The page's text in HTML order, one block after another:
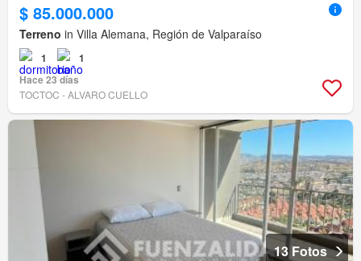
$ 85.000.000
Terreno in Villa Alemana, Región de Valparaíso
1
1
Hace 23 días
TOCTOC - ALVARO CUELLO
13 Fotos